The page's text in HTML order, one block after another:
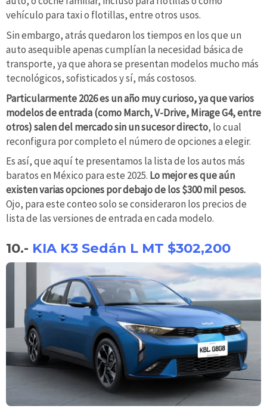
vehículo para taxi o flotillas, entre otros usos.
Sin embargo, atrás quedaron los tiempos en los que un
auto asequible apenas cumplían la necesidad básica de
transporte, ya que ahora se presentan modelos mucho más
tecnológicos, sofisticados y sí, más costosos.
Particularmente 2026 es un año muy curioso, ya que varios
modelos de entrada (como March, V-Drive, Mirage G4, entre
otros) salen del mercado sin un sucesor directo, lo cual
reconfigura por completo el número de opciones a elegir.
Es así, que aquí te presentamos la lista de los autos más
baratos en México para este 2025. Lo mejor es que aún
existen varias opciones por debajo de los $300 mil pesos.
Ojo, para este conteo solo se consideraron los precios de
lista de las versiones de entrada en cada modelo.
10.- KIA K3 Sedán L MT $302,200